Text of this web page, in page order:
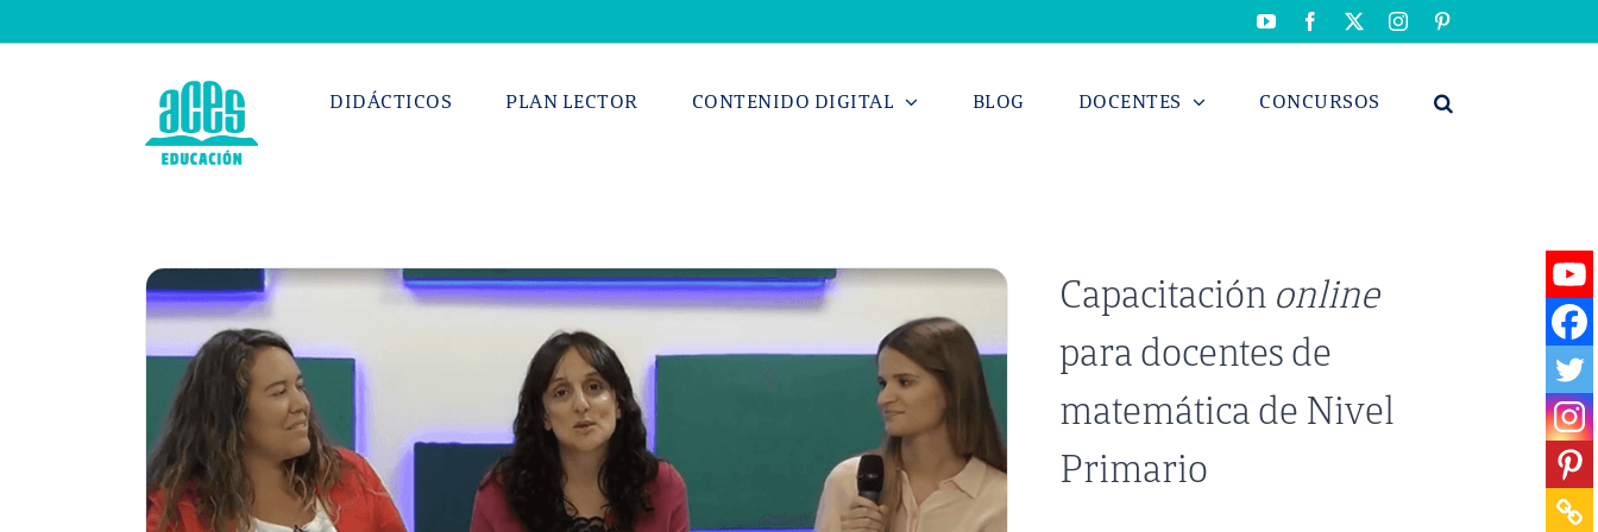
al
YouTubeFacebook Instagram
DIDÁCTICOS PLAN LECTOR CONTENIDO DIGITAL BLOG DOCENTES CONCURSOS
Capacitación online
para docentes de
matemática de Nivel
Primario